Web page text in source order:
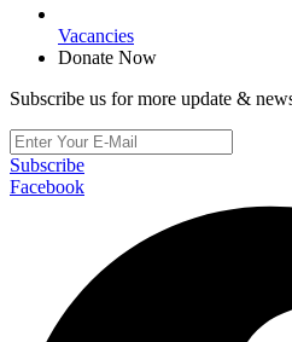
Vacancies
Donate Now
Subscribe us for more update &
Subscribe
Facebook